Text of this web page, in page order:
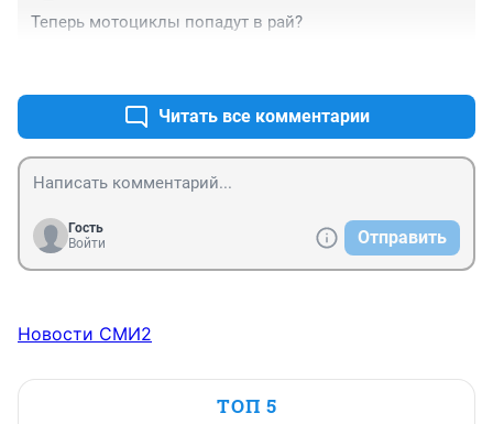
Теперь мотоциклы попадут в рай?
Читать все комментарии
Гость
Войти
Отправить
Новости СМИ2
ТОП 5